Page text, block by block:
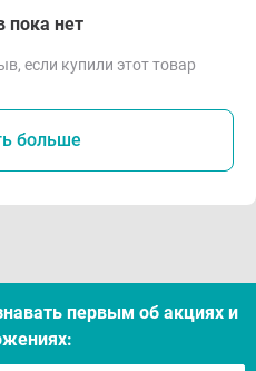
пока нет
если купили этот товар
больше
первым об акцияx и